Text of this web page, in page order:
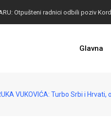
Glavna
VUKOVIĆA: Turbo Srbi i